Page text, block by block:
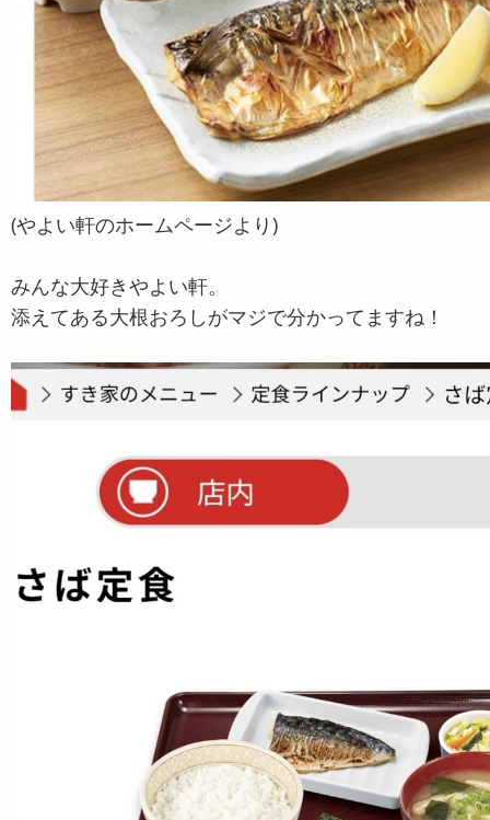
(やよい軒のホームページより)
みんな大好きやよい軒。
添えてある大根おろしがマジで分かってますね！